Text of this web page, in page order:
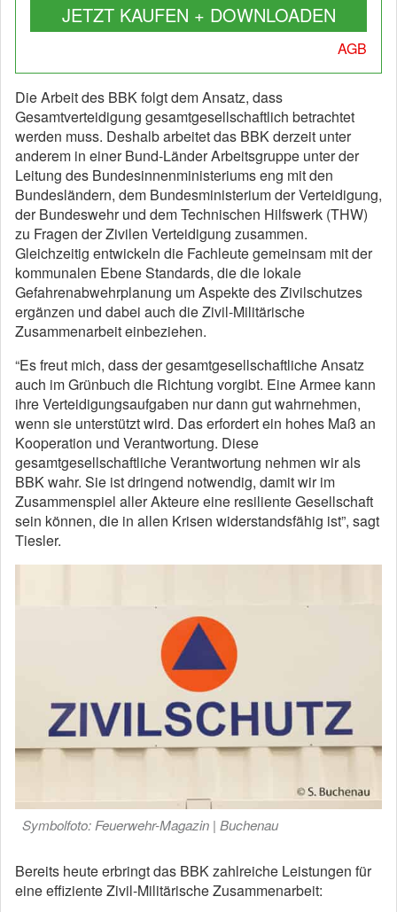
JETZT KAUFEN + DOWNLOADEN
AGB
Die Arbeit des BBK folgt dem Ansatz, dass
Gesamtverteidigung gesamtgesellschaftlich betrachtet
werden muss. Deshalb arbeitet das BBK derzeit unter
anderem in einer Bund-Länder Arbeitsgruppe unter der
Leitung des Bundesinnenministeriums eng mit den
Bundesländern, dem Bundesministerium der Verteidigung,
der Bundeswehr und dem Technischen Hilfswerk (THW)
zu Fragen der Zivilen Verteidigung zusammen.
Gleichzeitig entwickeln die Fachleute gemeinsam mit der
kommunalen Ebene Standards, die die lokale
Gefahrenabwehrplanung um Aspekte des Zivilschutzes
ergänzen und dabei auch die Zivil-Militärische
Zusammenarbeit einbeziehen.
“Es freut mich, dass der gesamtgesellschaftliche Ansatz
auch im Grünbuch die Richtung vorgibt. Eine Armee kann
ihre Verteidigungsaufgaben nur dann gut wahrnehmen,
wenn sie unterstützt wird. Das erfordert ein hohes Maß an
Kooperation und Verantwortung. Diese
gesamtgesellschaftliche Verantwortung nehmen wir als
BBK wahr. Sie ist dringend notwendig, damit wir im
Zusammenspiel aller Akteure eine resiliente Gesellschaft
sein können, die in allen Krisen widerstandsfähig ist”, sagt
Tiesler.
Symbolfoto: Feuerwehr-Magazin | Buchenau
Bereits heute erbringt das BBK zahlreiche Leistungen für
eine effiziente Zivil-Militärische Zusammenarbeit: